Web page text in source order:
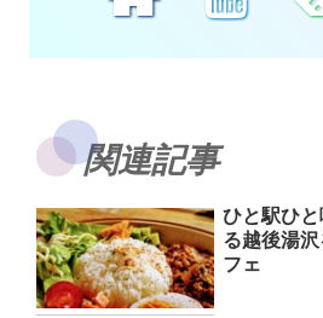
関連記事
ひと駅ひと
る越後湯
フェ